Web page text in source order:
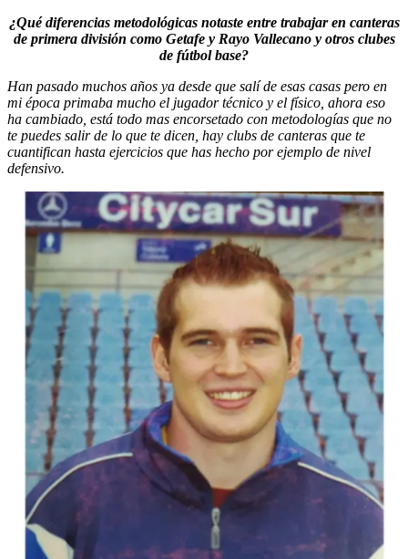
¿Qué diferencias metodológicas notaste entre trabajar en canteras
de primera división como Getafe y Rayo Vallecano y otros clubes
de fútbol base?
Han pasado muchos años ya desde que salí de esas casas pero en
mi época primaba mucho el jugador técnico y el físico, ahora eso
ha cambiado, está todo mas encorsetado con metodologías que no
te puedes salir de lo que te dicen, hay clubs de canteras que te
cuantifican hasta ejercicios que has hecho por ejemplo de nivel
defensivo.